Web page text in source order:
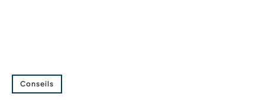
Conseils